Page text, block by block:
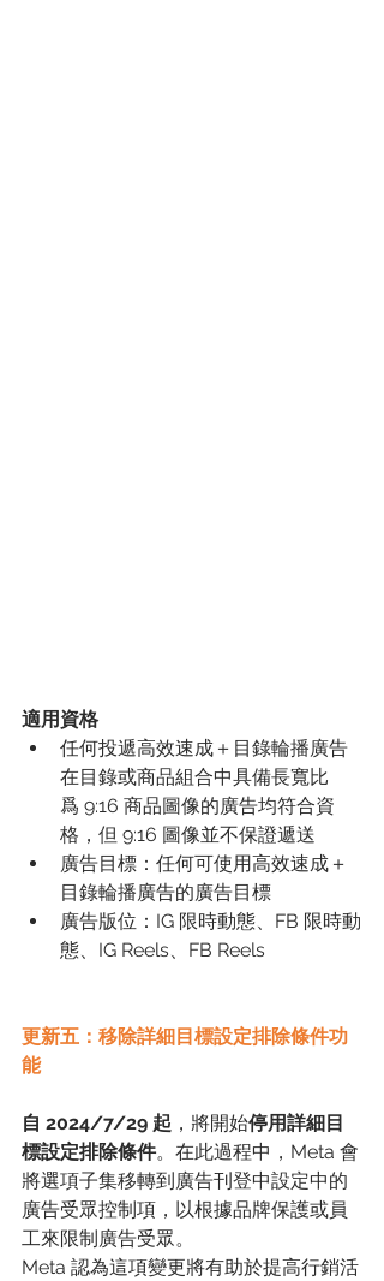
適用資格
任何投遞高效速成＋目錄輪播廣告
在目錄或商品組合中具備長寬比
爲 9:16 商品圖像的廣告均符合資
格，但 9:16 圖像並不保證遞送
廣告目標：任何可使用高效速成＋
目錄輪播廣告的廣告目標
廣告版位：IG 限時動態、FB 限時動
態、IG Reels、FB Reels
更新五：移除詳細目標設定排除條件功
能
自 2024/7/29 起 ，將開始停用詳細目
標設定排除條件。在此過程中，Meta 會
將選項子集移轉到廣告刊登中設定中的
廣告受眾控制項，以根據品牌保護或員
工來限制廣告受眾。
Meta 認為這項變更將有助於提高行銷活